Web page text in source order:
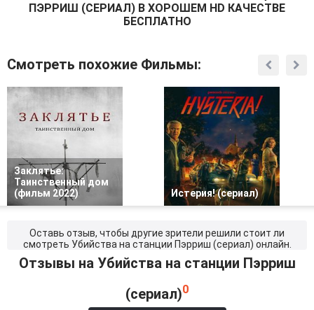
ПЭРРИШ (СЕРИАЛ) В ХОРОШЕМ HD КАЧЕСТВЕ
БЕСПЛАТНО
Смотреть похожие Фильмы:
Заклятье:
Таинственный дом
(фильм 2022)
Истерия! (сериал)
Оставь отзыв, чтобы другие зрители решили стоит ли
смотреть Убийства на станции Пэрриш (сериал) онлайн.
Отзывы на Убийства на станции Пэрриш
(сериал)0